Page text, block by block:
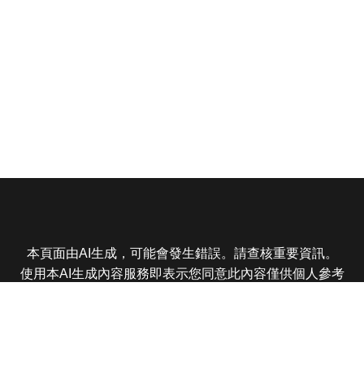
本頁面由AI生成，可能會發生錯誤。請查核重要資訊。
使用本AI生成內容服務即表示您同意此內容僅供個人參考